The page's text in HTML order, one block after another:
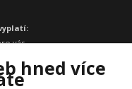
vás
hned více